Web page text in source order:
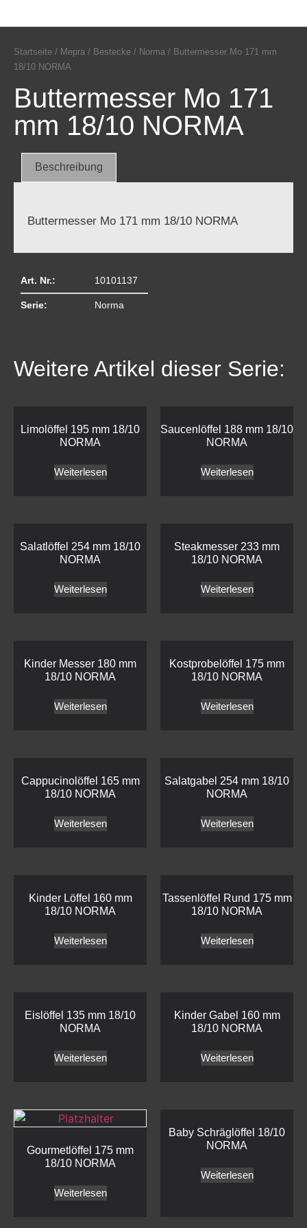
Startseite / Mepra / Bestecke / Norma / Buttermesser Mo 171 mm
18/10 NORMA
Buttermesser Mo 171
mm 18/10 NORMA
Beschreibung
Buttermesser Mo 171 mm 18/10 NORMA
Art. Nr.: 10101137
Serie: Norma
Weitere Artikel dieser Serie:
Limolöffel 195 mm 18/10
NORMA
Weiterlesen
Saucenlöffel 188 mm 18/10
NORMA
Weiterlesen
Salatlöffel 254 mm 18/10
NORMA
Weiterlesen
Steakmesser 233 mm
18/10 NORMA
Weiterlesen
Kinder Messer 180 mm
18/10 NORMA
Weiterlesen
Kostprobelöffel 175 mm
18/10 NORMA
Weiterlesen
Cappucinolöffel 165 mm
18/10 NORMA
Weiterlesen
Salatgabel 254 mm 18/10
NORMA
Weiterlesen
Kinder Löffel 160 mm
18/10 NORMA
Weiterlesen
Tassenlöffel Rund 175 mm
18/10 NORMA
Weiterlesen
Eislöffel 135 mm 18/10
NORMA
Weiterlesen
Kinder Gabel 160 mm
18/10 NORMA
Weiterlesen
Gourmetlöffel 175 mm
18/10 NORMA
Weiterlesen
Baby Schräglöffel 18/10
NORMA
Weiterlesen